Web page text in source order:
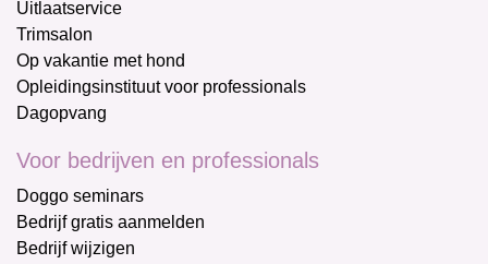
Uitlaatservice
Trimsalon
Op vakantie met hond
Opleidingsinstituut voor professionals
Dagopvang
Voor bedrijven en professionals
Doggo seminars
Bedrijf gratis aanmelden
Bedrijf wijzigen